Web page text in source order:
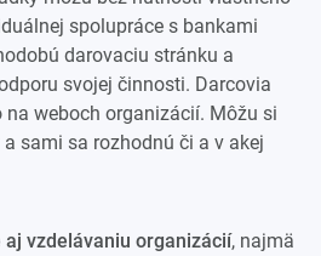
spolupráce s bankami
darovaciu stránku a
svojej činnosti. Darcovia
weboch organizácií. Môžu si
sami sa rozhodnú či a v akej
aj vzdelávaniu organizácií, najmä